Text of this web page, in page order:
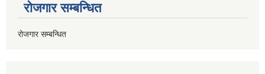
रोजगार सम्बन्धित
रोजगार सम्बन्धित